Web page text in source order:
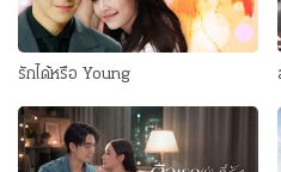
รักได้หรือ Young